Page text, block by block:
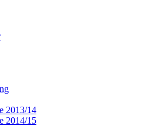
2013/14
2014/15